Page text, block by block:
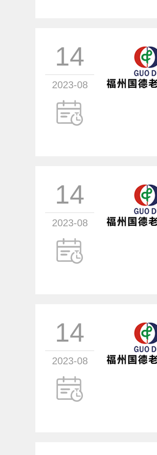
14
2023-08
14
2023-08
14
2023-08